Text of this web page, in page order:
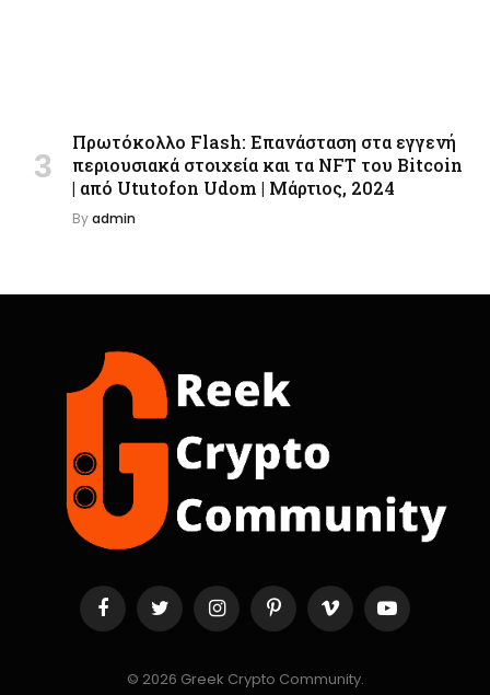
Πρωτόκολλο Flash: Επανάσταση στα εγγενή
περιουσιακά στοιχεία και τα NFT του Bitcoin
| από Ututofon Udom | Μάρτιος, 2024
Byadmin
FacebookTwitter InstagramPinterestVimeo YouTube
© 2026 Greek Crypto Community.